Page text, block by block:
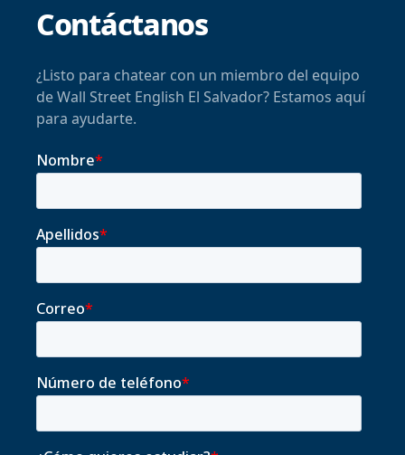
Contáctanos
¿Listo para chatear con un miembro del equipo
de Wall Street English El Salvador? Estamos aquí
para ayudarte.